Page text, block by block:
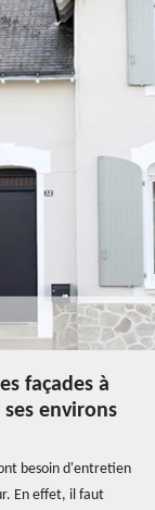
façades à
environs
besoin d'entretien
En effet, il faut